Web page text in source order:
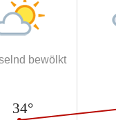
bewölkt